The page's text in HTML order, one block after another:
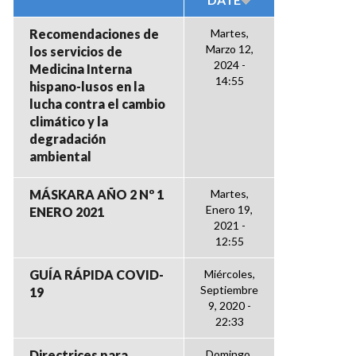
Recomendaciones de
los servicios de
Medicina Interna
hispano-lusos en la
lucha contra el cambio
climático y la
degradación
ambiental
Martes,
Marzo 12,
2024 -
14:55
MÁSKARA AÑO 2 Nº 1
ENERO 2021
Martes,
Enero 19,
2021 -
12:55
GUÍA RÁPIDA COVID-
19
Miércoles,
Septiembre
9, 2020 -
22:33